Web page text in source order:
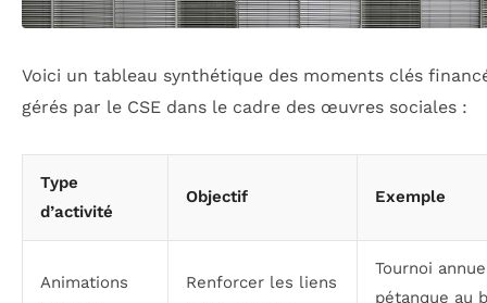
Voici un tableau synthétique des moments clés
gérés par le CSE dans le cadre des œuvres sociales :
Type
d’activité
Objectif Exemple
Animations
Renforcer les liens
Tournoi
pétanque au